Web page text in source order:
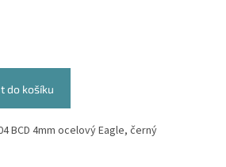
do košíku
BCD 4mm ocelový Eagle, černý